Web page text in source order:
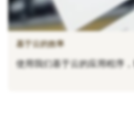
基于云的效率
使用我们基于云的应用程序